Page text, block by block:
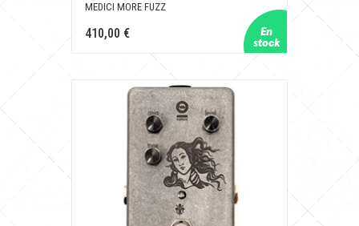
MEDICI MORE FUZZ
410,00 €